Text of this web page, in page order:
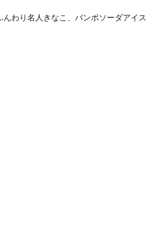
わり名人きなこ、バンボソーダアイス